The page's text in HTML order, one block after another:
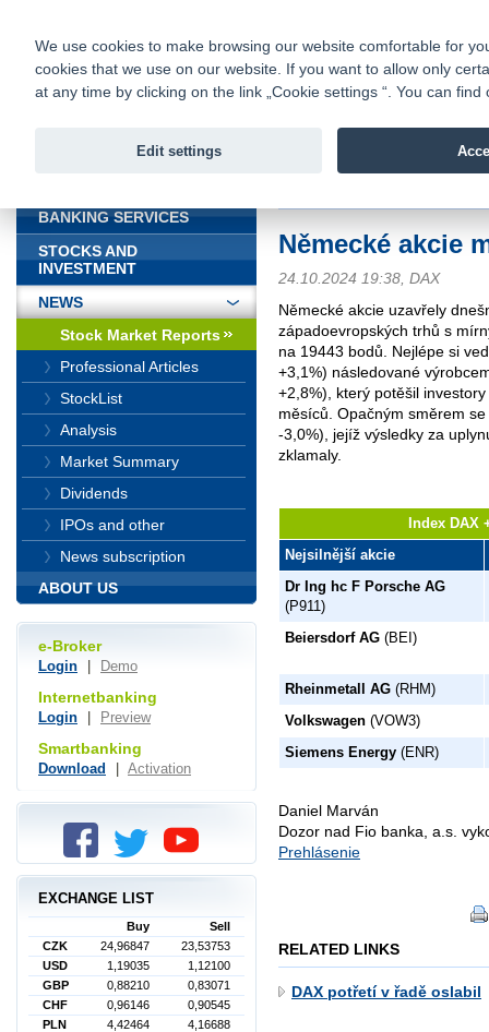
Fio bank
Fio banka
Německé akcie
24.10.2024 19:38, DAX
Německé akcie uzavřely
západoevropských trhů s
na 19443 bodů. Nejlépe si
+3,1%) následované
+2,8%), který potěšil
měsíců. Opačným směrem
-3,0%), jejíž výsledky za
zklamaly.
Index DAX
Nejsilnější akcie
Dr Ing hc F Porsche AG
(P911)
Beiersdorf AG (BEI)
Rheinmetall AG (RHM)
Volkswagen (VOW3)
Siemens Energy (ENR)
Daniel Marván
Dozor nad Fio banka, a.s.
Prehlásenie
RELATED LINKS
DAX potřetí v řadě oslabil
BANKING SERVICES
STOCKS AND
INVESTMENT
NEWS
Stock Market Reports
Professional Articles
StockList
Analysis
Market Summary
Dividends
IPOs and other
News subscription
ABOUT US
e-Broker
Login Demo
Internetbanking
Login Preview
Smartbanking
Download Activation
EXCHANGE LIST
Buy
Sell
CZK
24,96847
23,53753
USD
1,19035
1,12100
GBP
0,88210
0,83071
CHF
0,96146
0,90545
PLN
4,42464 4,16688
We use cookies to make browsing our website comfortable for
cookies that we use on our website. If you want to allow only
at any time by clicking on the link „Cookie settings “. You can
Edit settings